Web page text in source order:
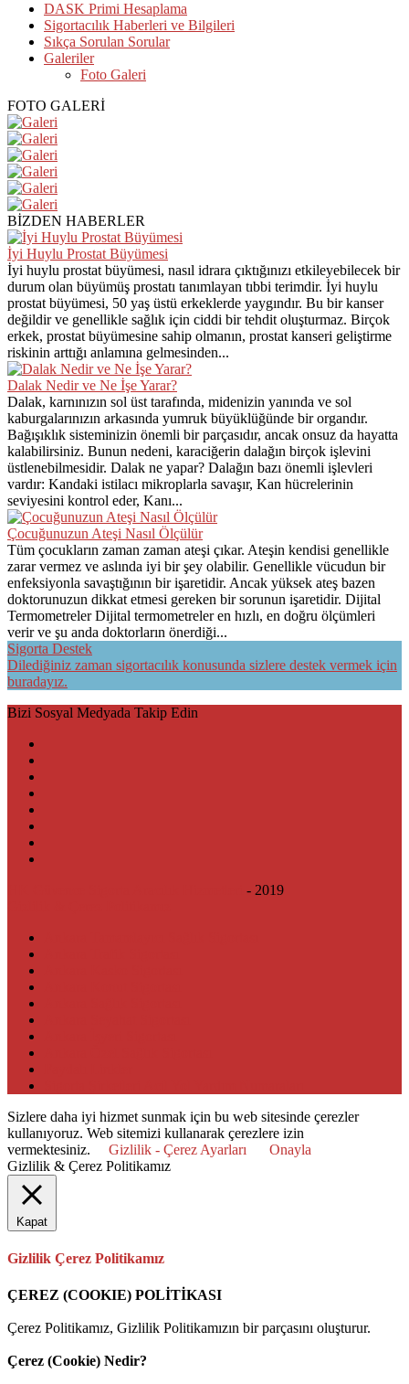
DASK Primi Hesaplama
Sigortacılık Haberleri ve Bilgileri
Sıkça Sorulan Sorular
Galeriler
Foto Galeri
FOTO GALERİ
BİZDEN HABERLER
İyi Huylu Prostat Büyümesi
İyi huylu prostat büyümesi, nasıl idrara çıktığınızı etkileyebilecek bir
durum olan büyümüş prostatı tanımlayan tıbbi terimdir. İyi huylu
prostat büyümesi, 50 yaş üstü erkeklerde yaygındır. Bu bir kanser
değildir ve genellikle sağlık için ciddi bir tehdit oluşturmaz. Birçok
erkek, prostat büyümesine sahip olmanın, prostat kanseri geliştirme
riskinin arttığı anlamına gelmesinden...
Dalak Nedir ve Ne İşe Yarar?
Dalak, karnınızın sol üst tarafında, midenizin yanında ve sol
kaburgalarınızın arkasında yumruk büyüklüğünde bir organdır.
Bağışıklık sisteminizin önemli bir parçasıdır, ancak onsuz da hayatta
kalabilirsiniz. Bunun nedeni, karaciğerin dalağın birçok işlevini
üstlenebilmesidir. Dalak ne yapar? Dalağın bazı önemli işlevleri
vardır: Kandaki istilacı mikroplarla savaşır, Kan hücrelerinin
seviyesini kontrol eder, Kanı...
Çocuğunuzun Ateşi Nasıl Ölçülür
Tüm çocukların zaman zaman ateşi çıkar. Ateşin kendisi genellikle
zarar vermez ve aslında iyi bir şey olabilir. Genellikle vücudun bir
enfeksiyonla savaştığının bir işaretidir. Ancak yüksek ateş bazen
doktorunuzun dikkat etmesi gereken bir sorunun işaretidir. Dijital
Termometreler Dijital termometreler en hızlı, en doğru ölçümleri
verir ve şu anda doktorların önerdiği...
Sigorta Destek
Dilediğiniz zaman sigortacılık konusunda sizlere destek vermek için
buradayız.
Bizi Sosyal Medyada Takip Edin
- 2019
Sizlere daha iyi hizmet sunmak için bu web sitesinde çerezler
kullanıyoruz. Web sitemizi kullanarak çerezlere izin
vermektesiniz.
Gizlilik - Çerez Ayarları
Onayla
Gizlilik & Çerez Politikamız
Kapat
Gizlilik Çerez Politikamız
ÇEREZ (COOKIE) POLİTİKASI
Çerez Politikamız, Gizlilik Politikamızın bir parçasını oluşturur.
Çerez (Cookie) Nedir?